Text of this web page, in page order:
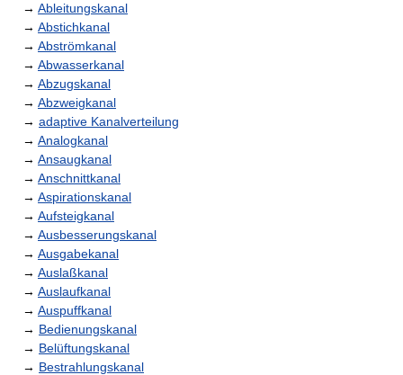
→ Ableitungskanal
→ Abstichkanal
→ Abströmkanal
→ Abwasserkanal
→ Abzugskanal
→ Abzweigkanal
→ adaptive Kanalverteilung
→ Analogkanal
→ Ansaugkanal
→ Anschnittkanal
→ Aspirationskanal
→ Aufsteigkanal
→ Ausbesserungskanal
→ Ausgabekanal
→ Auslaßkanal
→ Auslaufkanal
→ Auspuffkanal
→ Bedienungskanal
→ Belüftungskanal
→ Bestrahlungskanal